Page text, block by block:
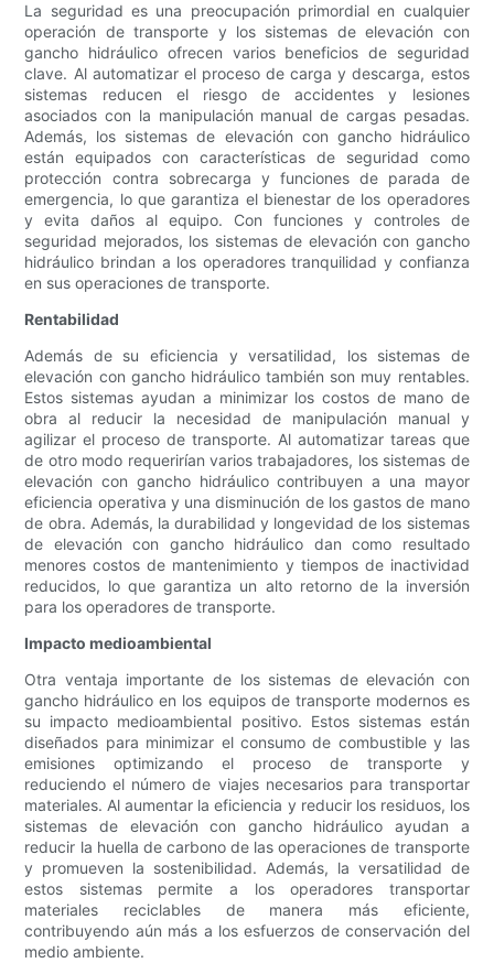
La seguridad es una preocupación primordial en cualquier
operación de transporte y los sistemas de elevación con
gancho hidráulico ofrecen varios beneficios de seguridad
clave. Al automatizar el proceso de carga y descarga, estos
sistemas reducen el riesgo de accidentes y lesiones
asociados con la manipulación manual de cargas pesadas.
Además, los sistemas de elevación con gancho hidráulico
están equipados con características de seguridad como
protección contra sobrecarga y funciones de parada de
emergencia, lo que garantiza el bienestar de los operadores
y evita daños al equipo. Con funciones y controles de
seguridad mejorados, los sistemas de elevación con gancho
hidráulico brindan a los operadores tranquilidad y confianza
en sus operaciones de transporte.
Rentabilidad
Además de su eficiencia y versatilidad, los sistemas de
elevación con gancho hidráulico también son muy rentables.
Estos sistemas ayudan a minimizar los costos de mano de
obra al reducir la necesidad de manipulación manual y
agilizar el proceso de transporte. Al automatizar tareas que
de otro modo requerirían varios trabajadores, los sistemas de
elevación con gancho hidráulico contribuyen a una mayor
eficiencia operativa y una disminución de los gastos de mano
de obra. Además, la durabilidad y longevidad de los sistemas
de elevación con gancho hidráulico dan como resultado
menores costos de mantenimiento y tiempos de inactividad
reducidos, lo que garantiza un alto retorno de la inversión
para los operadores de transporte.
Impacto medioambiental
Otra ventaja importante de los sistemas de elevación con
gancho hidráulico en los equipos de transporte modernos es
su impacto medioambiental positivo. Estos sistemas están
diseñados para minimizar el consumo de combustible y las
emisiones optimizando el proceso de transporte y
reduciendo el número de viajes necesarios para transportar
materiales. Al aumentar la eficiencia y reducir los residuos, los
sistemas de elevación con gancho hidráulico ayudan a
reducir la huella de carbono de las operaciones de transporte
y promueven la sostenibilidad. Además, la versatilidad de
estos sistemas permite a los operadores transportar
materiales reciclables de manera más eficiente,
contribuyendo aún más a los esfuerzos de conservación del
medio ambiente.